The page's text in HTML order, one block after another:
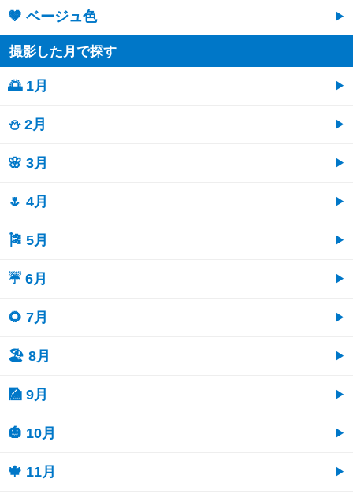
🤎 ベージュ色
撮影した月で探す
🌅 1月
⛄ 2月
🌸 3月
🌷 4月
🎏 5月
☔ 6月
🌻 7月
🏖 8月
🎑 9月
🎃 10月
🍁 11月